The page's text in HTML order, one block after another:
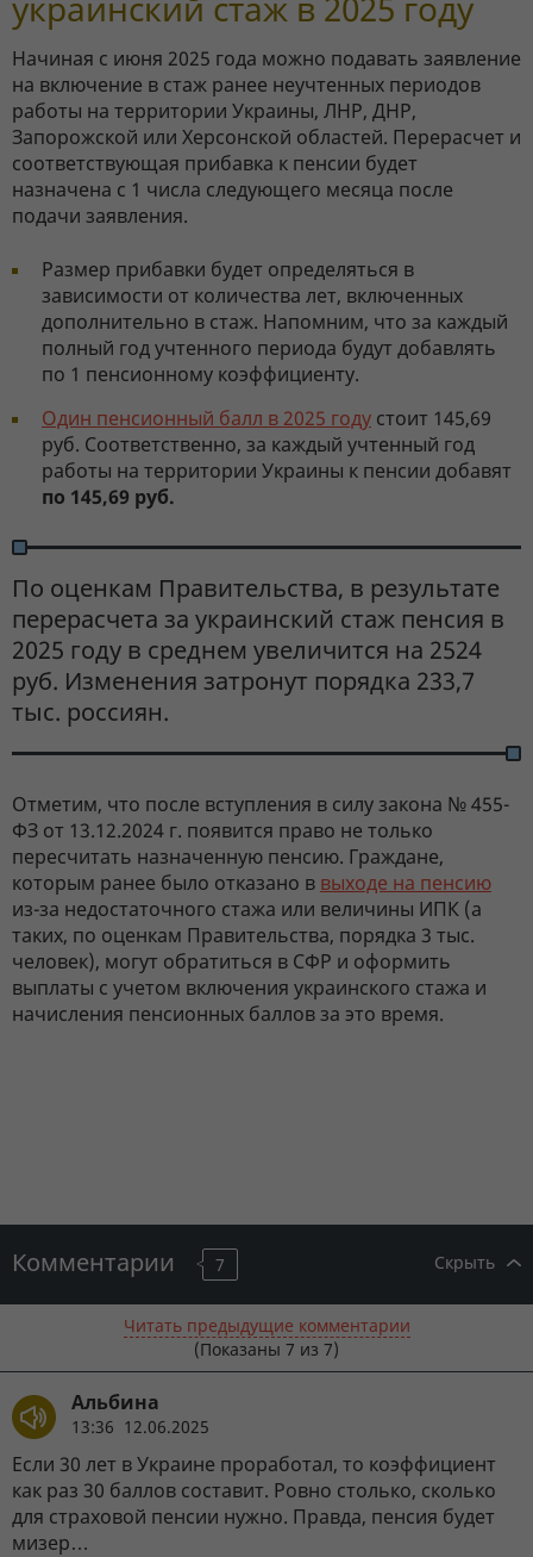
Начиная с июня 2025 года можно подавать заявление
на включение в стаж ранее неучтенных периодов
работы на территории Украины, ЛНР, ДНР,
Запорожской или Херсонской областей. Перерасчет и
соответствующая прибавка к пенсии будет
назначена с 1 числа следующего месяца после
подачи заявления.
Размер прибавки будет определяться в
зависимости от количества лет, включенных
дополнительно в стаж. Напомним, что за каждый
полный год учтенного периода будут добавлять
по 1 пенсионному коэффициенту.
Один пенсионный балл в 2025 году стоит 145,69
руб. Соответственно, за каждый учтенный год
работы на территории Украины к пенсии добавят
по 145,69 руб.
По оценкам Правительства, в результате
перерасчета за украинский стаж пенсия в
2025 году в среднем увеличится на 2524
руб. Изменения затронут порядка 233,7
тыс. россиян.
Отметим, что после вступления в силу закона № 455-
ФЗ от 13.12.2024 г. появится право не только
пересчитать назначенную пенсию. Граждане,
которым ранее было отказано в выходе на пенсию
из-за недостаточного стажа или величины ИПК (а
таких, по оценкам Правительства, порядка 3 тыс.
человек), могут обратиться в СФР и оформить
выплаты с учетом включения украинского стажа и
начисления пенсионных баллов за это время.
Комментарии 7 Скрыть
Читать предыдущие комментарии
(Показаны 7 из 7)
Альбина
13:36 12.06.2025
Если 30 лет в Украине проработал, то коэффициент
как раз 30 баллов составит. Ровно столько, сколько
для страховой пенсии нужно. Правда, пенсия будет
мизер…